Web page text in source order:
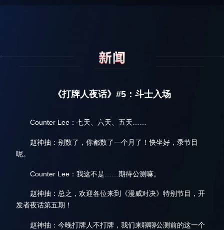
《打牌人夜话》#5：斗士入场
Counter Lee：七天、六天、五天……
赵神抽：别数了，你都数了一个月了！快坐好，录节目
呢。
Counter Lee：我这不是……期待公测嘛。
赵神抽：总之，欢迎各位来到《漫威对决》特别节目，开
发者夜话第五期！
赵神抽：今晚打牌人不打牌，我们来聊聊公测前的这一个